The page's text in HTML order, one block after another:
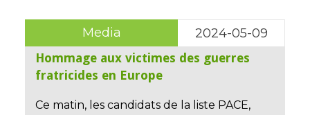
Media 2024-05-09
Hommage aux victimes des guerres
fratricides en Europe
Ce matin, les candidats de la liste PACE,